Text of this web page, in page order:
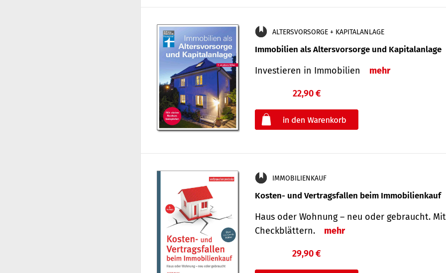
ALTERSVORSORGE + KAPITALANLAGE
Immobilien als Altersvorsorge und Kapitalanlage
Investieren in Immobilien mehr
22,90 €
IMMOBILIENKAUF
Kosten- und Vertragsfallen beim Immobilienkauf
Haus oder Wohnung – neu oder gebraucht.
Check­blättern.
mehr
29,90 €